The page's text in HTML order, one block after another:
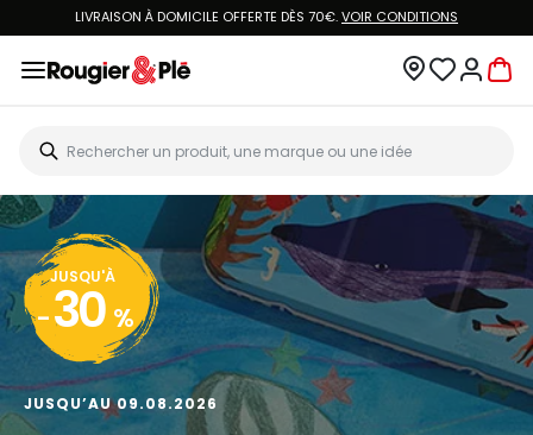
LIVRAISON À DOMICILE OFFERTE DÈS 70€.VOIR CONDITIONS
JUSQU'À
- 30 %
JUSQU’AU 09.08.2026